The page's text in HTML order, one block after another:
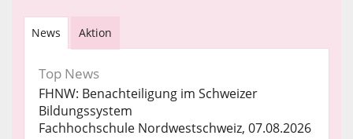
News Aktion
Top News
FHNW: Benachteiligung im Schweizer
Bildungssystem
Fachhochschule Nordwestschweiz, 07.08.2026